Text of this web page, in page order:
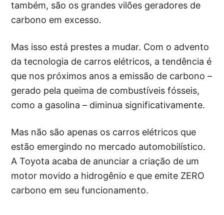
também, são os grandes vilões geradores de
carbono em excesso.
Mas isso está prestes a mudar. Com o advento
da tecnologia de carros elétricos, a tendência é
que nos próximos anos a emissão de carbono –
gerado pela queima de combustíveis fósseis,
como a gasolina – diminua significativamente.
Mas não são apenas os carros elétricos que
estão emergindo no mercado automobilístico.
A Toyota acaba de anunciar a criação de um
motor movido a hidrogênio e que emite ZERO
carbono em seu funcionamento.